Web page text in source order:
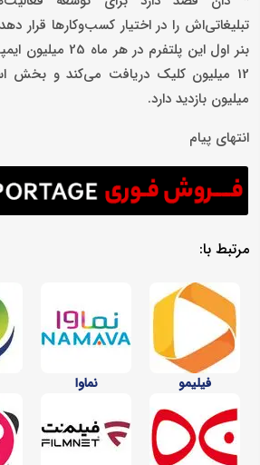
تبلیغاتی‌اش را در اختیار کسب‌وکارها قرار
بنر اول این پلتفرم
میلیون بازدید دارد.
انتهای پیام
مرتبط با:
فیلیمو نماوا